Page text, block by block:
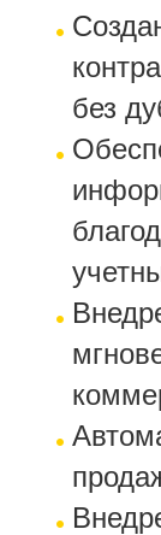
без